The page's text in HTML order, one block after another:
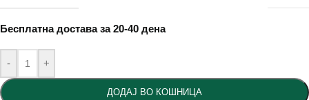
Бесплатна достава за 20-40 дена
- +
ДОДАЈ ВО КОШНИЦА